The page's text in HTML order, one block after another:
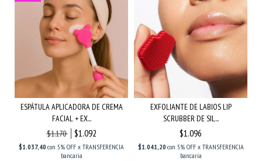
ESPÁTULA APLICADORA DE CREMA
FACIAL + EX...
$1.170
$1.092
$1.037,40con 5% OFF x TRANSFERENCIA
bancaria
EXFOLIANTE DE LABIOS LIP
SCRUBBER DE SIL...
$1.096
$1.041,20con 5% OFF x TRANSFERENCIA
bancaria